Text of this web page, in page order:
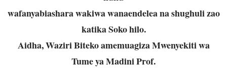
wafanyabiashara wakiwa wanaendelea na shughuli zao
katika Soko hilo.
Aidha, Waziri Biteko amemuagiza Mwenyekiti wa
Tume ya Madini Prof.